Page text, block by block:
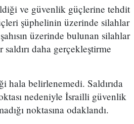
ve güvenlik güçlerine tehdit
şüphelinin üzerinde silahlar
üzerinde bulunan silahlar
daha gerçekleştirme
hala belirlenemedi. Saldırıda
nedeniyle İsrailli güvenlik
noktasına odaklandı.